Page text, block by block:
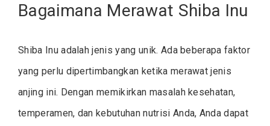
Bagaimana Merawat Shiba Inu
Shiba Inu adalah jenis yang unik. Ada beberapa faktor
yang perlu dipertimbangkan ketika merawat jenis
anjing ini. Dengan memikirkan masalah kesehatan,
temperamen, dan kebutuhan nutrisi Anda, Anda dapat